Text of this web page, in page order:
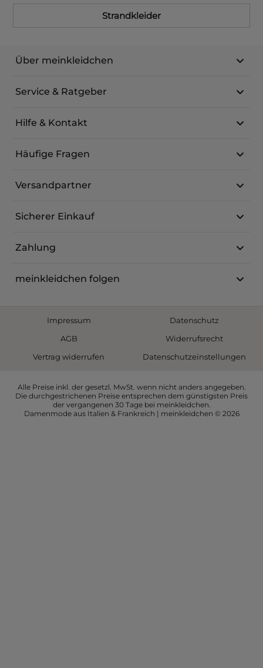
Strandkleider
Über meinkleidchen
Service & Ratgeber
Hilfe & Kontakt
Häufige Fragen
Versandpartner
Sicherer Einkauf
Zahlung
meinkleidchen folgen
Impressum
Datenschutz
AGB
Widerrufsrecht
Vertrag widerrufen
Datenschutzeinstellungen
Alle Preise inkl. der gesetzl. MwSt. wenn nicht anders angegeben.
Die durchgestrichenen Preise entsprechen dem günstigsten Preis
der vergangenen 30 Tage bei meinkleidchen.
Damenmode aus Italien & Frankreich | meinkleidchen © 2026